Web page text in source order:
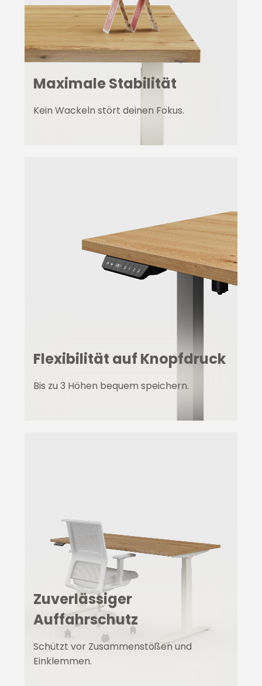
Maximale Stabilität
Kein Wackeln stört deinen Fokus.
Flexibilität auf Knopfdruck
Bis zu 3 Höhen bequem speichern.
Zuverlässiger
Auffahrschutz
Schützt vor Zusammenstößen und
Einklemmen.